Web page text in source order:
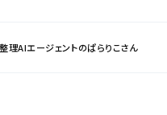
理AIエージェントのぱらりこさん